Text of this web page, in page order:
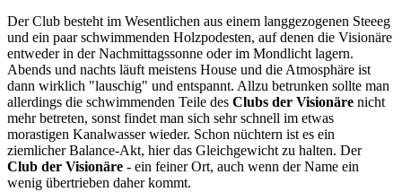
Der Club besteht im Wesentlichen aus einem langgezogenen Steeeg
und ein paar schwimmenden Holzpodesten, auf denen die Visionäre
entweder in der Nachmittagssonne oder im Mondlicht lagern.
Abends und nachts läuft meistens House und die Atmosphäre ist
dann wirklich "lauschig" und entspannt. Allzu betrunken sollte man
allerdings die schwimmenden Teile des Clubs der Visionäre nicht
mehr betreten, sonst findet man sich sehr schnell im etwas
morastigen Kanalwasser wieder. Schon nüchtern ist es ein
ziemlicher Balance-Akt, hier das Gleichgewicht zu halten. Der
Club der Visionäre - ein feiner Ort, auch wenn der Name ein
wenig übertrieben daher kommt.